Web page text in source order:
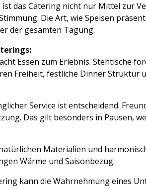
das Catering nicht nur Mittel zur
Die Art, wie Speisen
der gesamten Tagung.
Essen zum Erlebnis. Stehtische
Freiheit, festliche Dinner Struktur
Service ist entscheidend.
Das gilt besonders in Pausen,
Materialien und
Wärme und Saisonbezug.
kann die Wahrnehmung eines